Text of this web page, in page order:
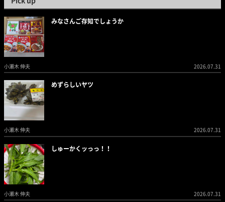
みなさんご存知でしょうか
小瀬木 伸夫 2026.07.31
めずらしいヤツ
小瀬木 伸夫 2026.07.31
しゅーかくッっっ！！
小瀬木 伸夫 2026.07.31